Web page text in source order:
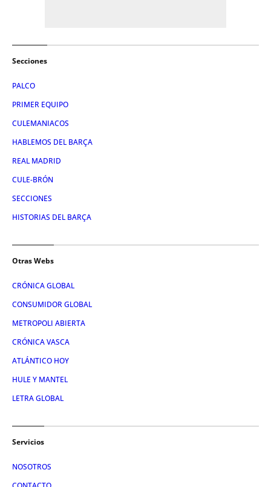
Secciones
PALCO
PRIMER EQUIPO
CULEMANIACOS
HABLEMOS DEL BARÇA
REAL MADRID
CULE-BRÓN
SECCIONES
HISTORIAS DEL BARÇA
Otras Webs
CRÓNICA GLOBAL
CONSUMIDOR GLOBAL
METROPOLI ABIERTA
CRÓNICA VASCA
ATLÁNTICO HOY
HULE Y MANTEL
LETRA GLOBAL
Servicios
NOSOTROS